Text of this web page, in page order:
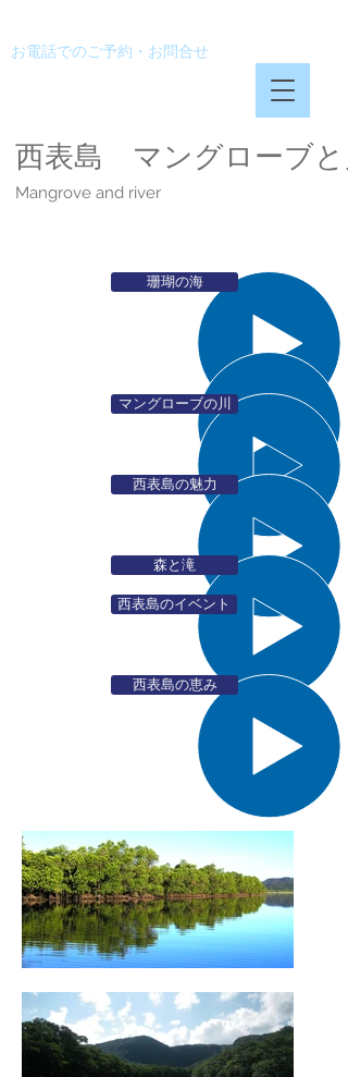
お電話でのご予約・お問合せ
西表島 マングローブ
Mangrove and river
珊瑚の海
マングローブの川
西表島の魅力
森と滝
西表島のイベント
西表島の恵み